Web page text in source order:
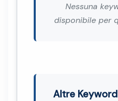
Nessuna
disponibile per
Altre